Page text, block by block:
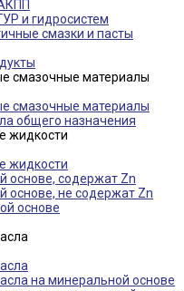
и гидросистем
смазки и пасты
смазочные материалы
смазочные материалы
общего назначения
жидкости
жидкости
основе, содержат Zn
основе, не содержат Zn
основе
на минеральной основе